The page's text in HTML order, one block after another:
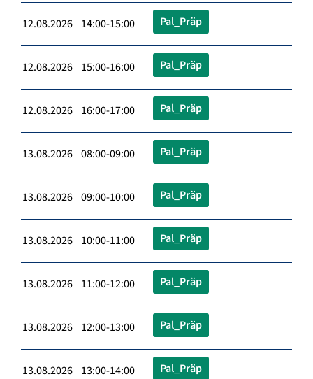
12.08.2026 14:00-15:00 Pal_Präp
12.08.2026 15:00-16:00 Pal_Präp
12.08.2026 16:00-17:00 Pal_Präp
13.08.2026 08:00-09:00 Pal_Präp
13.08.2026 09:00-10:00 Pal_Präp
13.08.2026 10:00-11:00 Pal_Präp
13.08.2026 11:00-12:00 Pal_Präp
13.08.2026 12:00-13:00 Pal_Präp
13.08.2026 13:00-14:00 Pal_Präp